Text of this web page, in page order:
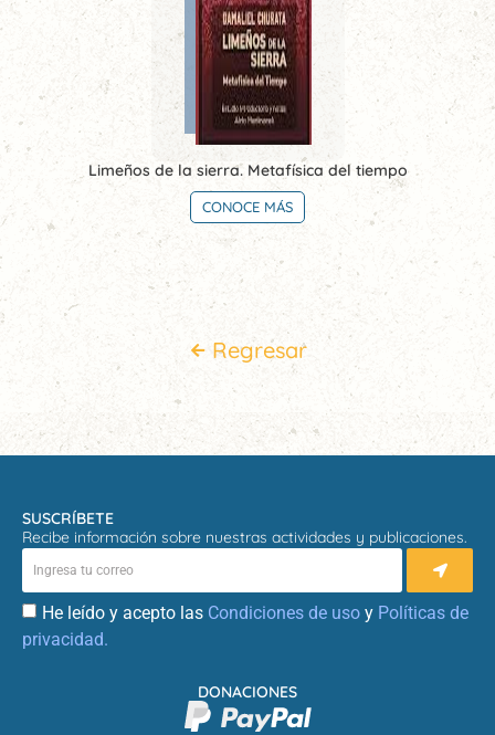
Limeños de la sierra. Metafísica del tiempo
CONOCE MÁS
Regresar
SUSCRÍBETE
Recibe información sobre nuestras actividades y publicaciones.
He leído y acepto las Condiciones de uso y Políticas de
privacidad.
DONACIONES